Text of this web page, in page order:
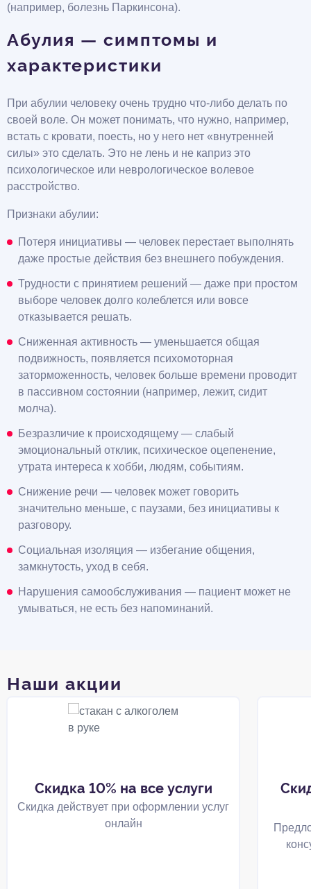
(например, болезнь Паркинсона).
Абулия — симптомы и
характеристики
При абулии человеку очень трудно что-либо делать по
своей воле. Он может понимать, что нужно, например,
встать с кровати, поесть, но у него нет «внутренней
силы» это сделать. Это не лень и не каприз это
психологическое или неврологическое волевое
расстройство.
Признаки абулии:
Потеря инициативы — человек перестает выполнять
даже простые действия без внешнего побуждения.
Трудности с принятием решений — даже при простом
выборе человек долго колеблется или вовсе
отказывается решать.
Сниженная активность — уменьшается общая
подвижность, появляется психомоторная
заторможенность, человек больше времени проводит
в пассивном состоянии (например, лежит, сидит
молча).
Безразличие к происходящему — слабый
эмоциональный отклик, психическое оцепенение,
утрата интереса к хобби, людям, событиям.
Снижение речи — человек может говорить
значительно меньше, с паузами, без инициативы к
разговору.
Социальная изоляция — избегание общения,
замкнутость, уход в себя.
Нарушения самообслуживания — пациент может не
умываться, не есть без напоминаний.
Наши акции
Скидка 10% на все услуги
Скидка действует при оформлении услуг
онлайн